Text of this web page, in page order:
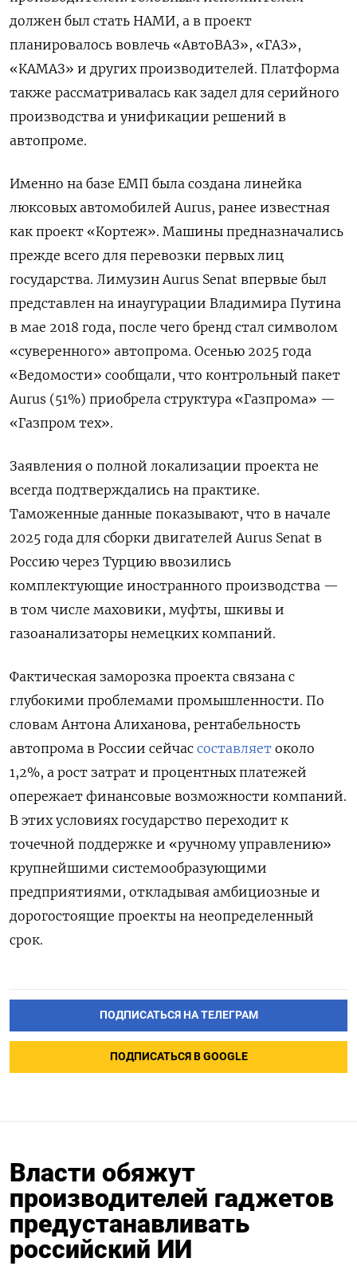
должен был стать НАМИ, а в проект
планировалось вовлечь «АвтоВАЗ», «ГАЗ»,
«КАМАЗ» и других производителей. Платформа
также рассматривалась как задел для серийного
производства и унификации решений в
автопроме.
Именно на базе ЕМП была создана линейка
люксовых автомобилей Aurus, ранее известная
как проект «Кортеж». Машины предназначались
прежде всего для перевозки первых лиц
государства. Лимузин Aurus Senat впервые был
представлен на инаугурации Владимира Путина
в мае 2018 года, после чего бренд стал символом
«суверенного» автопрома. Осенью 2025 года
«Ведомости» сообщали, что контрольный пакет
Aurus (51%) приобрела структура «Газпрома» —
«Газпром тех».
Заявления о полной локализации проекта не
всегда подтверждались на практике.
Таможенные данные показывают, что в начале
2025 года для сборки двигателей Aurus Senat в
Россию через Турцию ввозились
комплектующие иностранного производства —
в том числе маховики, муфты, шкивы и
газоанализаторы немецких компаний.
Фактическая заморозка проекта связана с
глубокими проблемами промышленности. По
словам Антона Алиханова, рентабельность
автопрома в России сейчас составляет около
1,2%, а рост затрат и процентных платежей
опережает финансовые возможности компаний.
В этих условиях государство переходит к
точечной поддержке и «ручному управлению»
крупнейшими системообразующими
предприятиями, откладывая амбициозные и
дорогостоящие проекты на неопределенный
срок.
ПОДПИСАТЬСЯ НА ТЕЛЕГРАМ
ПОДПИСАТЬСЯ В GOOGLE
Власти обяжут
производителей гаджетов
предустанавливать
российский ИИ